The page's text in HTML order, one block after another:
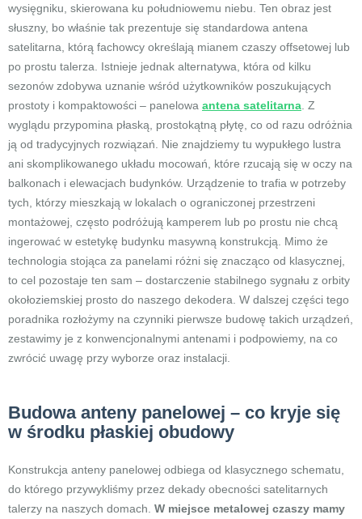
wysięgniku, skierowana ku południowemu niebu. Ten obraz jest
słuszny, bo właśnie tak prezentuje się standardowa antena
satelitarna, którą fachowcy określają mianem czaszy offsetowej lub
po prostu talerza. Istnieje jednak alternatywa, która od kilku
sezonów zdobywa uznanie wśród użytkowników poszukujących
prostoty i kompaktowości – panelowa antena satelitarna . Z
wyglądu przypomina płaską, prostokątną płytę, co od razu odróżnia
ją od tradycyjnych rozwiązań. Nie znajdziemy tu wypukłego lustra
ani skomplikowanego układu mocowań, które rzucają się w oczy na
balkonach i elewacjach budynków. Urządzenie to trafia w potrzeby
tych, którzy mieszkają w lokalach o ograniczonej przestrzeni
montażowej, często podróżują kamperem lub po prostu nie chcą
ingerować w estetykę budynku masywną konstrukcją. Mimo że
technologia stojąca za panelami różni się znacząco od klasycznej,
to cel pozostaje ten sam – dostarczenie stabilnego sygnału z orbity
okołoziemskiej prosto do naszego dekodera. W dalszej części tego
poradnika rozłożymy na czynniki pierwsze budowę takich urządzeń,
zestawimy je z konwencjonalnymi antenami i podpowiemy, na co
zwrócić uwagę przy wyborze oraz instalacji.
Budowa anteny panelowej – co kryje się
w środku płaskiej obudowy
Konstrukcja anteny panelowej odbiega od klasycznego schematu,
do którego przywykliśmy przez dekady obecności satelitarnych
talerzy na naszych domach. W miejsce metalowej czaszy mamy